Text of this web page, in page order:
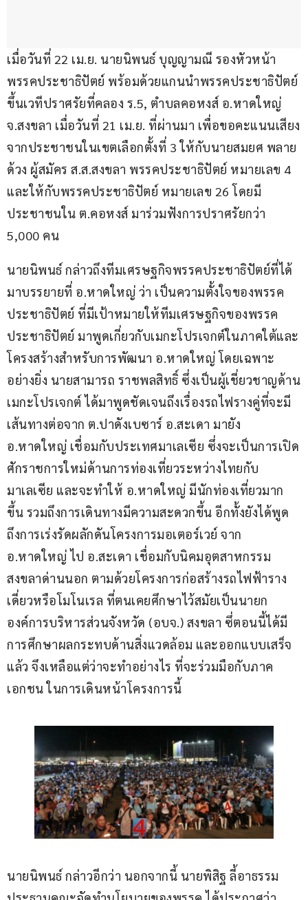
เมื่อวันที่ 22 เม.ย. นายนิพนธ์ บุญญามณี รองหัวหน้า
พรรคประชาธิปัตย์ พร้อมด้วยแกนนำพรรคประชาธิปัตย์
ขึ้นเวทีปราศรัยที่คลอง ร.5, ตำบลคอหงส์ อ.หาดใหญ่
จ.สงขลา เมื่อวันที่ 21 เม.ย. ที่ผ่านมา เพื่อขอคะแนนเสียง
จากประชาชนในเขตเลือกตั้งที่ 3 ให้กับนายสมยศ พลาย
ด้วง ผู้สมัคร ส.ส.สงขลา พรรคประชาธิปัตย์ หมายเลข 4
และให้กับพรรคประชาธิปัตย์ หมายเลข 26 โดยมี
ประชาชนใน ต.คอหงส์ มาร่วมฟังการปราศรัยกว่า
5,000 คน
นายนิพนธ์ กล่าวถึงทีมเศรษฐกิจพรรคประชาธิปัตย์ที่ได้
มาบรรยายที่ อ.หาดใหญ่ ว่า เป็นความตั้งใจของพรรค
ประชาธิปัตย์ ที่มีเป้าหมายให้ทีมเศรษฐกิจของพรรค
ประชาธิปัตย์ มาพูดเกี่ยวกับเมกะโปรเจกต์ในภาคใต้และ
โครงสร้างสำหรับการพัฒนา อ.หาดใหญ่ โดยเฉพาะ
อย่างยิ่ง นายสามารถ ราชพลสิทธิ์ ซึ่งเป็นผู้เชี่ยวชาญด้าน
เมกะโปรเจกต์ ได้มาพูดชัดเจนถึงเรื่องรถไฟรางคู่ที่จะมี
เส้นทางต่อจาก ต.ปาดังเบซาร์ อ.สะเดา มายัง
อ.หาดใหญ่ เชื่อมกับประเทศมาเลเซีย ซึ่งจะเป็นการเปิด
ศักราชการใหม่ด้านการท่องเที่ยวระหว่างไทยกับ
มาเลเซีย และจะทำให้ อ.หาดใหญ่ มีนักท่องเที่ยวมาก
ขึ้น รวมถึงการเดินทางมีความสะดวกขึ้น อีกทั้งยังได้พูด
ถึงการเร่งรัดผลักดันโครงการมอเตอร์เวย์ จาก
อ.หาดใหญ่ ไป อ.สะเดา เชื่อมกับนิคมอุตสาหกรรม
สงขลาด่านนอก ตามด้วยโครงการก่อสร้างรถไฟฟ้าราง
เดี่ยวหรือโมโนเรล ที่ตนเคยศึกษาไว้สมัยเป็นนายก
องค์การบริหารส่วนจังหวัด (อบจ.) สงขลา ซึ่ตอนนี้ได้มี
การศึกษาผลกระทบด้านสิ่งแวดล้อม และออกแบบเสร็จ
แล้ว จึงเหลือแต่ว่าจะทำอย่างไร ที่จะร่วมมือกับภาค
เอกชน ในการเดินหน้าโครงการนี้
นายนิพนธ์ กล่าวอีกว่า นอกจากนี้ นายพิสิฐ ลี้อาธรรม